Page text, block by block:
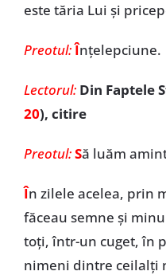
este tăria Lui și
Preotul:Înțelepciune.
Lectorul: Din Faptele
20), citire
Preotul:Să luăm
În zilele acelea, prin
făceau semne și
toți, într-un cuget, în
nimeni dintre ceilalți